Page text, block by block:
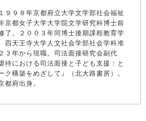
９８年京都府立大学文学部社会福祉
京都女子大学大学院文学研究科博士前
了。２００３年同博士後期課程教育学
四天王寺大学人文社会学部社会学科准
３年から現職。司法面接研究会副代
待における司法面接と子ども支援：と
ク構築をめざして』（北大路書房）。
都府出身。